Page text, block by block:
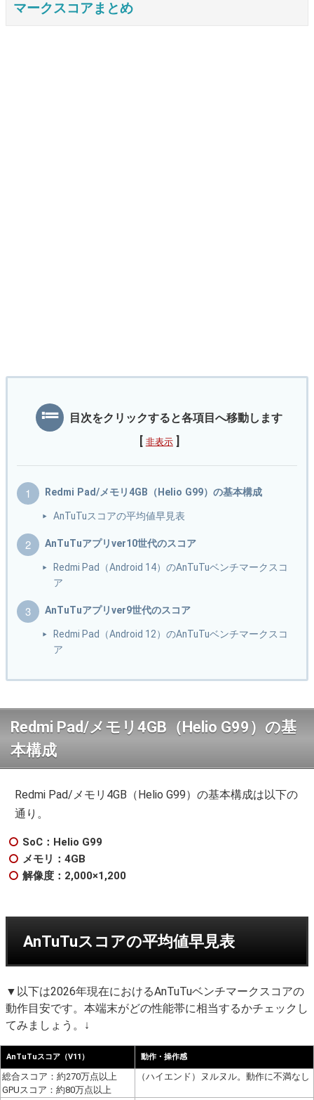
マークスコアまとめ
目次をクリックすると各項目へ移動します
非表示
Redmi Pad/メモリ4GB（Helio G99）の基本構成
AnTuTuスコアの平均値早見表
AnTuTuアプリver10世代のスコア
Redmi Pad（Android 14）のAnTuTuベンチマークスコ
ア
AnTuTuアプリver9世代のスコア
Redmi Pad（Android 12）のAnTuTuベンチマークスコ
ア
Redmi Pad/メモリ4GB（Helio G99）の基
本構成
Redmi Pad/メモリ4GB（Helio G99）の基本構成は以下の
通り。
SoC：Helio G99
メモリ：4GB
解像度：2,000×1,200
AnTuTuスコアの平均値早見表
▼以下は2026年現在におけるAnTuTuベンチマークスコアの
動作目安です。本端末がどの性能帯に相当するかチェックし
てみましょう。↓
AnTuTuスコア（V11） 動作・操作感
総合スコア：約270万点以上
GPUスコア：約80万点以上
（ハイエンド）ヌルヌル。動作に不満なし